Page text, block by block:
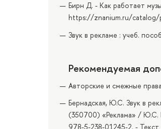
Бирн Д. - Как работает
https://znanium.ru/
Звук в рекламе : учеб.
Рекомендуемая
Авторские и смежные
Бернадская, Ю.С. Звук в
(350700) «Реклама» / Ю.С.
978-5-238-01245-2. -